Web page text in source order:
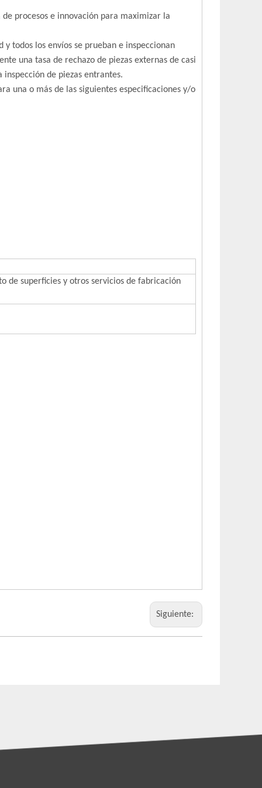
procesos e innovación para maximizar la
todos los envíos se prueban e inspeccionan
una tasa de rechazo de piezas externas de casi
de piezas entrantes.
una o más de las siguientes especificaciones y/o
de superficies y otros servicios de fabricación
Siguiente: